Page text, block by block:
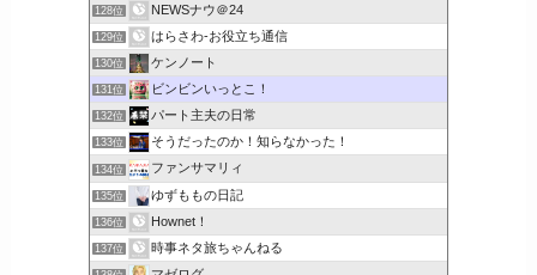
128位 NEWSナウ＠24
129位 はらさわ-お役立ち通信
130位 ケンノート
131位 ビンビンいっとこ！
132位 パート主夫の日常
133位 そうだったのか！知らなかった！
134位 ファンサマリィ
135位 ゆずももの日記
136位 Hownet！
137位 時事ネタ旅ちゃんねる